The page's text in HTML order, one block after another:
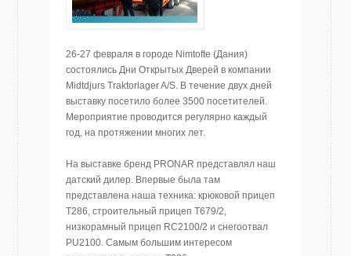
26-27 февраля в городе Nimtofte (Дания)
состоялись Дни Открытых Дверей в компании
Midtdjurs Traktorlager A/S. В течение двух дней
выставку посетилo более 3500 посетителей.
Мероприятие проводится регулярно каждый
год, на протяжении многих лет.
На выставке бренд PRONAR представлял наш
датский дилер. Впервые была там
представлена нашa техника: крюковой прицеп
T286, строительный прицеп Т679/2,
низкорамный прицеп RC2100/2 и снегоотвал
PU2100. Самым большим интересом